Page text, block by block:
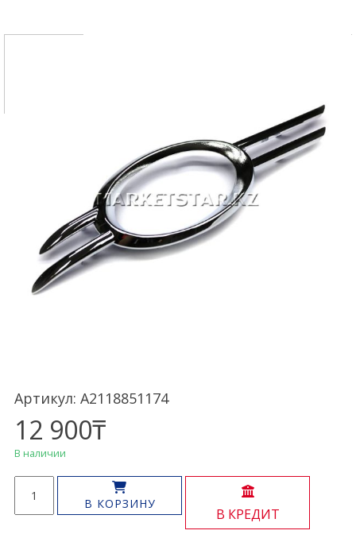
Артикул: A2118851174
12 900₸
В наличии
товара
Накладка
В КОРЗИНУ
В КРЕДИТ